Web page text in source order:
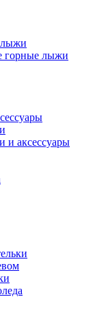
лыжи
горные лыжи
и аксессуары